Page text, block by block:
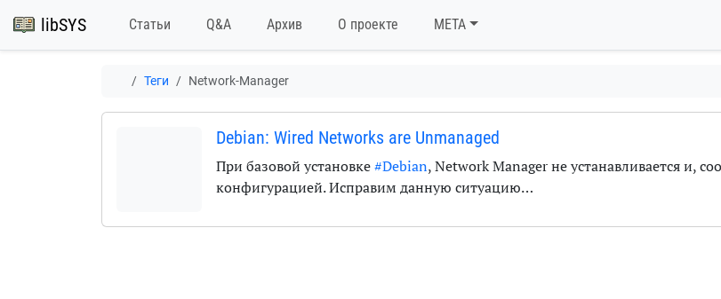
libSYS Статьи Q&A Архив О проекте META
Теги Network-Manager
Debian: Wired Networks are Unmanaged
При базовой установке#Debian, Network Manager не устанавливается и,
конфигурацией. Исправим данную ситуацию…